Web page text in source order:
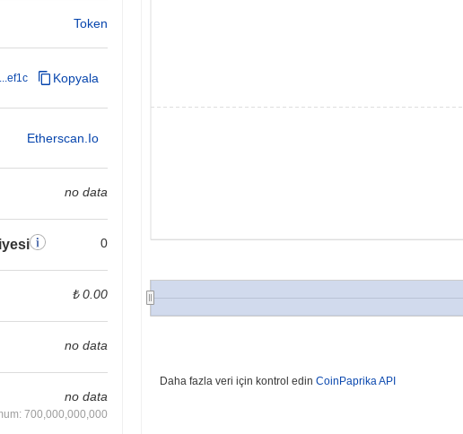
Token
Kopyala
Etherscan.io
no data
0
₺ 0.00
no data
no data
700,000,000,000
Daha fazla veri için kontrol edin CoinPaprika API